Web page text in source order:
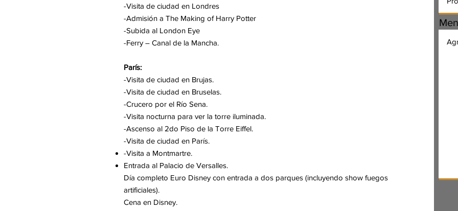
-Visita de ciudad en Londres
-Admisión a The Making of Harry Potter
-Subida al London Eye
-Ferry – Canal de la Mancha.
París:
-Visita de ciudad en Brujas.
-Visita de ciudad en Bruselas.
-Crucero por el Río Sena.
-Visita nocturna para ver la torre iluminada.
-Ascenso al 2do Piso de la Torre Eiffel.
-Visita de ciudad en París.
-Visita a Montmartre.
Entrada al Palacio de Versalles.
Día completo Euro Disney con entrada a dos parques (incluyendo show fuegos
artificiales).
Cena en Disney.